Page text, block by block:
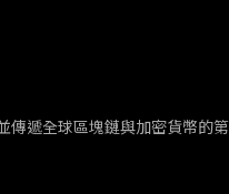
傳遞全球區塊鏈與加密貨幣的第